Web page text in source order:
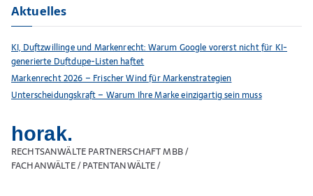
Aktuelles
KI, Duftzwillinge und Markenrecht: Warum Google vorerst nicht für KI-
generierte Duftdupe-Listen haftet
Markenrecht 2026 – Frischer Wind für Markenstrategien
Unterscheidungskraft – Warum Ihre Marke einzigartig sein muss
horak.
RECHTSANWÄLTE PARTNERSCHAFT MBB /
FACHANWÄLTE / PATENTANWÄLTE /